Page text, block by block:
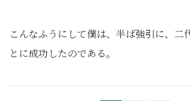
こんなふうにして僕は、半ば強引に、二
とに成功したのである。